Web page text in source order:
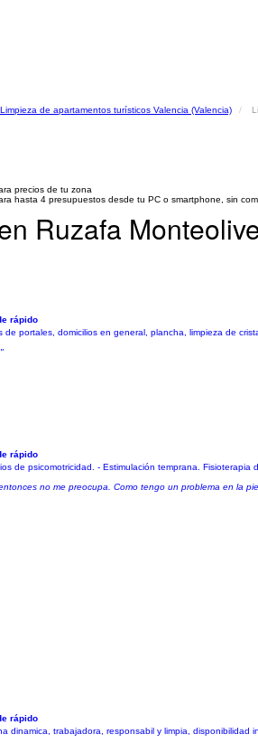
Limpieza de apartamentos turísticos Valencia (Valencia)
precios de tu zona
hasta 4 presupuestos desde tu PC o smartphone, sin
Ruzafa
rápido
portales, domicilios en general, plancha, limpieza de
rápido
de psicomotricidad. - Estimulación temprana.
no me preocupa. Como tengo un problema en la
rápido
trabajadora, responsabil y limpia, disponibilidad